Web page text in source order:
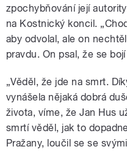
zpochybňování její
na Kostnický koncil.
aby odvolal, ale on
pravdu. On psal, že se
„Věděl, že jde na smrt.
vynášela nějaká dobrá
života, víme, že Jan Hus
smrtí věděl, jak to
Pražany, loučil se se